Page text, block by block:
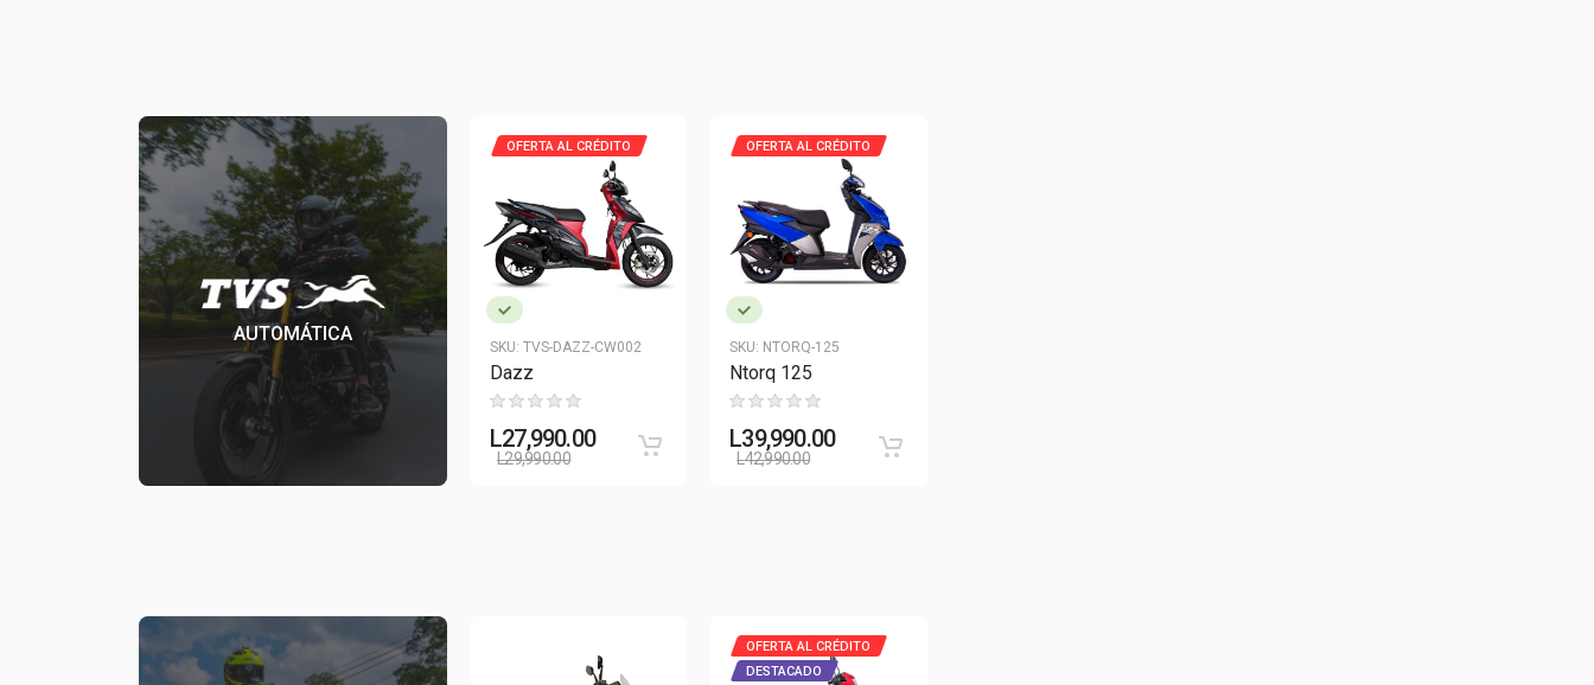
AUTOMÁTICA
SKU: TVS-DAZZ-CW002
OFERTA AL CRÉDITO
Dazz
L27,990.00
L29,990.00
SKU: NTORQ-125
OFERTA AL CRÉDITO
Ntorq 125
L39,990.00
L42,990.00
OFERTA AL CRÉDITO
DESTACADO